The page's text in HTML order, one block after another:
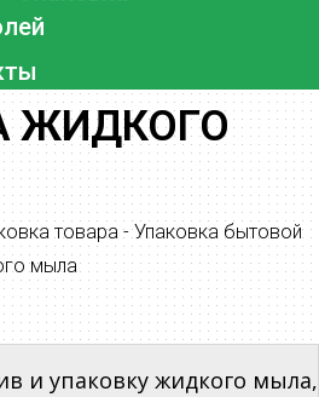
ЖИДКОГО
товара -Упаковка бытовой
мыла
и упаковку жидкого мыла,